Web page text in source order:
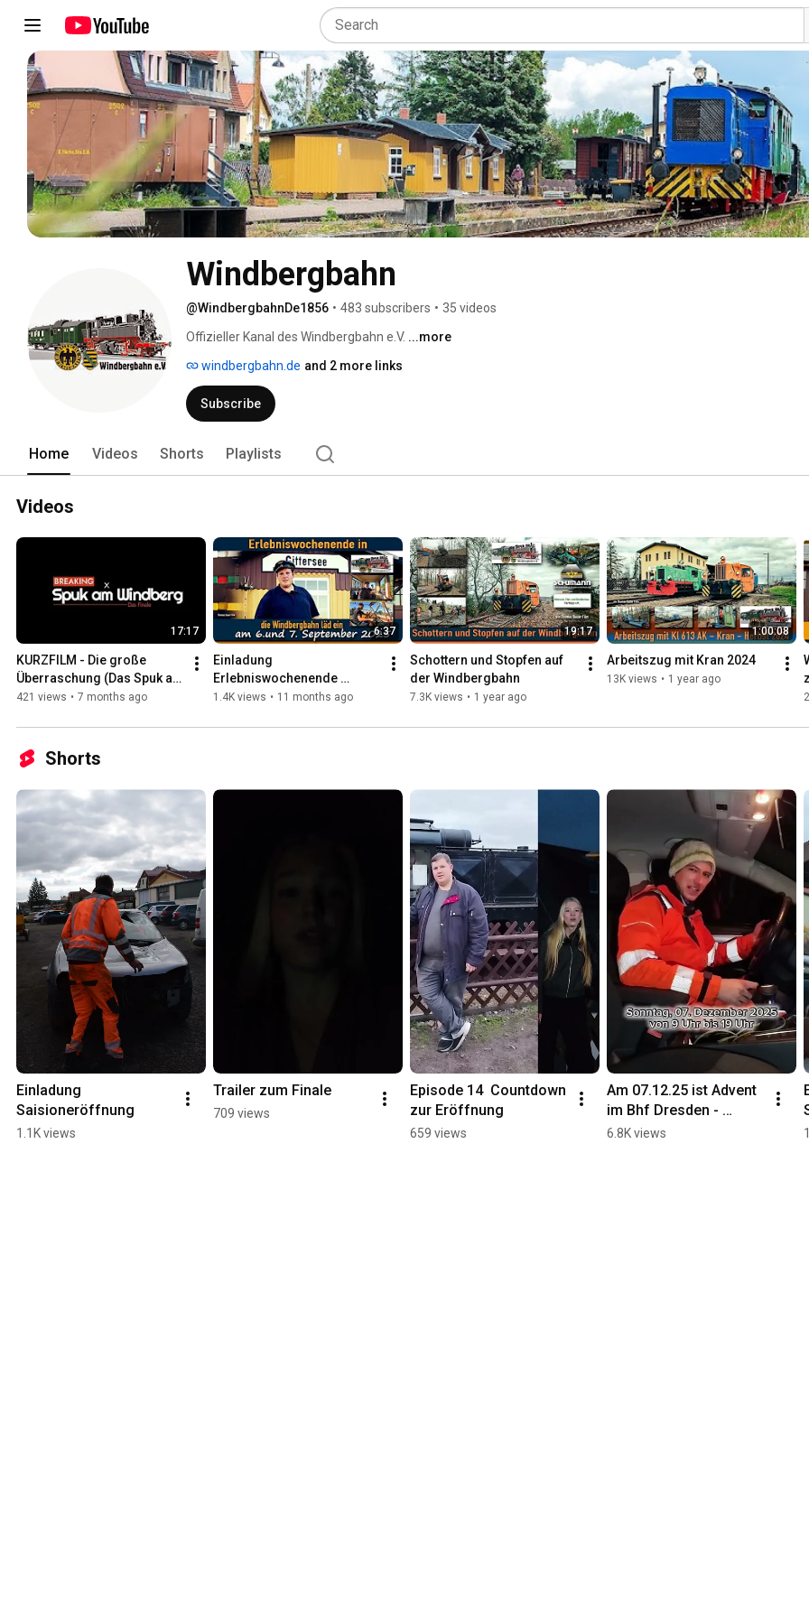
Windbergbahn
@WindbergbahnDe1856 • 483 subscribers • 35 videos
Offizieller Kanal des Windbergbahn e.V. ...more
windbergbahn.de and 2 more links
Subscribe
Home Videos Shorts Playlists
Videos
17:17
KURZFILM - Die große
Überraschung (Das Spuk am
Windberg-Finale)
421 views • 7 months ago
6:37
Einladung
Erlebniswochenende
September 2025
1.4K views • 11 months ago
19:17
Schottern und Stopfen auf
der Windbergbahn
7.3K views • 1 year ago
1:00:08
Arbeitszug mit Kran 2024
13K views • 1 year ago
Shorts
Einladung
Saisioneröffnung
1.1K views
Trailer zum Finale
709 views
Episode 14  Countdown
zur Eröffnung
659 views
Am 07.12.25 ist Advent
im Bhf Dresden -
Gittersee. Schaut gern
6.8K views